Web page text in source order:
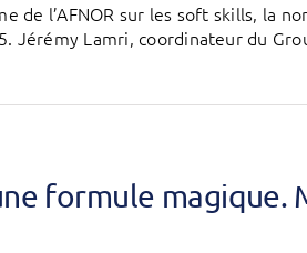
de l’AFNOR sur les soft skills, la
Jérémy Lamri, coordinateur du
formule magique.